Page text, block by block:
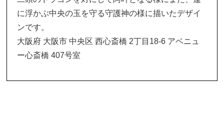
に浮かぶ中央の玉を守る守護神の様に描いたデザイ
ンです。
大阪府 大阪市 中央区 西心斎橋 2丁目18-6 アベニュ
ー心斎橋 407号室